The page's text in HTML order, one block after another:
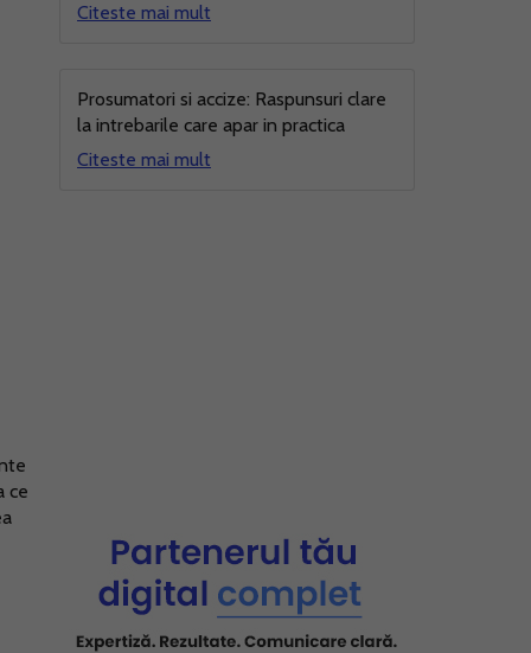
ce
Citeste mai mult
Prosumatori si accize: Raspunsuri clare
la intrebarile care apar in practica
Citeste mai mult